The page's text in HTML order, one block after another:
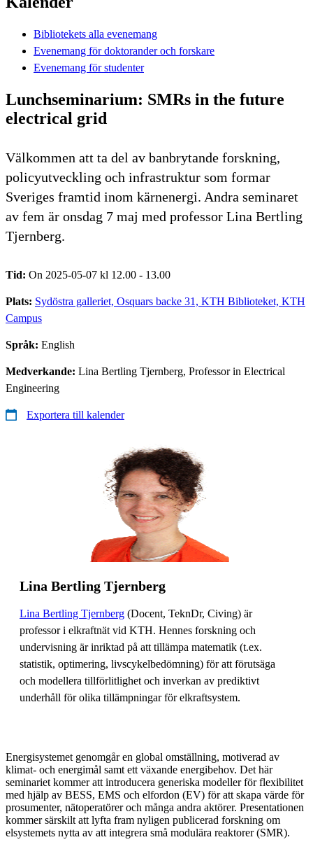
Bibliotekets alla evenemang
Evenemang för doktorander och forskare
Evenemang för studenter
Lunchseminarium: SMRs in the future
electrical grid
Välkommen att ta del av banbrytande forskning,
policyutveckling och infrastruktur som formar
Sveriges framtid inom kärnenergi. Andra seminaret
av fem är onsdag 7 maj med professor Lina Bertling
Tjernberg.
Tid: On 2025-05-07 kl 12.00 - 13.00
Plats: Sydöstra galleriet, Osquars backe 31, KTH Biblioteket, KTH
Campus
Språk: English
Medverkande: Lina Bertling Tjernberg, Professor in Electrical
Engineering
Exportera till kalender
Lina Bertling Tjernberg
Lina Bertling Tjernberg (Docent, TeknDr, Civing) är
professor i elkraftnät vid KTH. Hennes forskning och
undervisning är inriktad på att tillämpa matematik (t.ex.
statistik, optimering, livscykelbedömning) för att förutsäga
och modellera tillförlitlighet och inverkan av prediktivt
underhåll för olika tillämpningar för elkraftsystem.
Energisystemet genomgår en global omställning, motiverad av
klimat- och energimål samt ett växande energibehov. Det här
seminariet kommer att introducera generiska modeller för flexibilitet
med hjälp av BESS, EMS och elfordon (EV) för att skapa värde för
prosumenter, nätoperatörer och många andra aktörer. Presentationen
kommer särskilt att lyfta fram nyligen publicerad forskning om
elsystemets nytta av att integrera små modulära reaktorer (SMR).